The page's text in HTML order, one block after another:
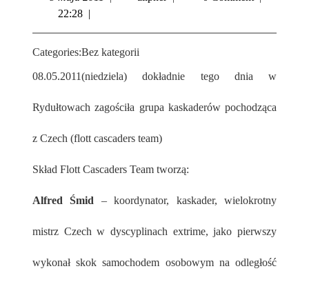
22:28 |
Categories:Bez kategorii
08.05.2011(niedziela) dokładnie tego dnia w
Rydułtowach zagościła grupa kaskaderów pochodząca
z Czech (flott cascaders team)
Skład Flott Cascaders Team tworzą:
Alfred Śmid – koordynator, kaskader, wielokrotny
mistrz Czech w dyscyplinach extrime, jako pierwszy
wykonał skok samochodem osobowym na odległość